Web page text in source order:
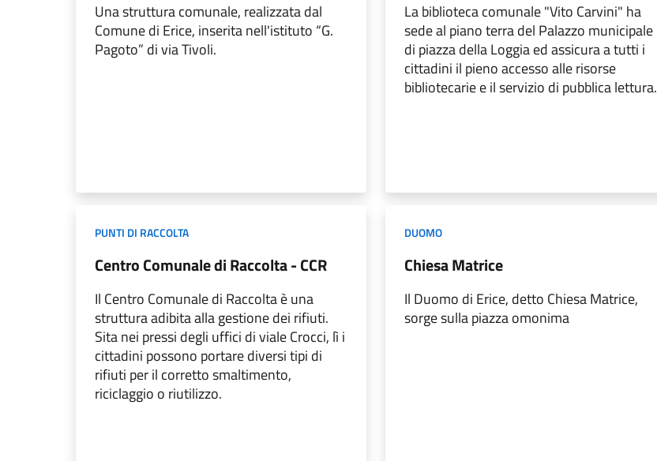
Una struttura comunale, realizzata dal
Comune di Erice, inserita nell'istituto “G.
Pagoto” di via Tivoli.
La biblioteca comunale "Vito Carvini" ha
sede al piano terra del Palazzo municipale
di piazza della Loggia ed assicura a tutti i
cittadini il pieno accesso alle risorse
bibliotecarie e il servizio di pubblica lettura.
PUNTI DI RACCOLTA
Centro Comunale di Raccolta - CCR
Il Centro Comunale di Raccolta è una
struttura adibita alla gestione dei rifiuti.
Sita nei pressi degli uffici di viale Crocci, lì i
cittadini possono portare diversi tipi di
rifiuti per il corretto smaltimento,
riciclaggio o riutilizzo.
DUOMO
Chiesa Matrice
Il Duomo di Erice, detto Chiesa Matrice,
sorge sulla piazza omonima